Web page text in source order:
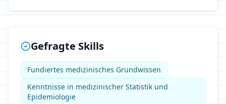
Gefragte Skills
Fundiertes medizinisches Grundwissen
Kenntnisse in medizinischer Statistik und
Epidemiologie